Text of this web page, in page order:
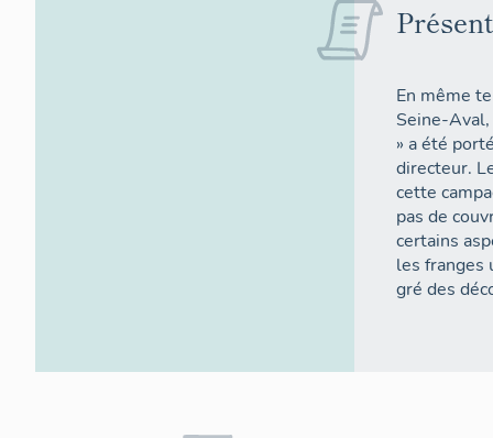
En même
Seine-Aval, un regard photographique appelé «
» a été
directeur.
cette
pas de
certains
les franges
gré des